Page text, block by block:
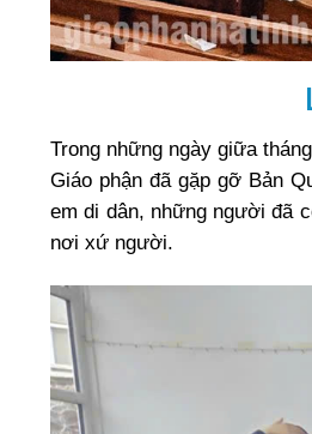
Trong những ngày giữa
Giáo phận đã gặp gỡ Bản
em di dân, những người đã
nơi xứ người.